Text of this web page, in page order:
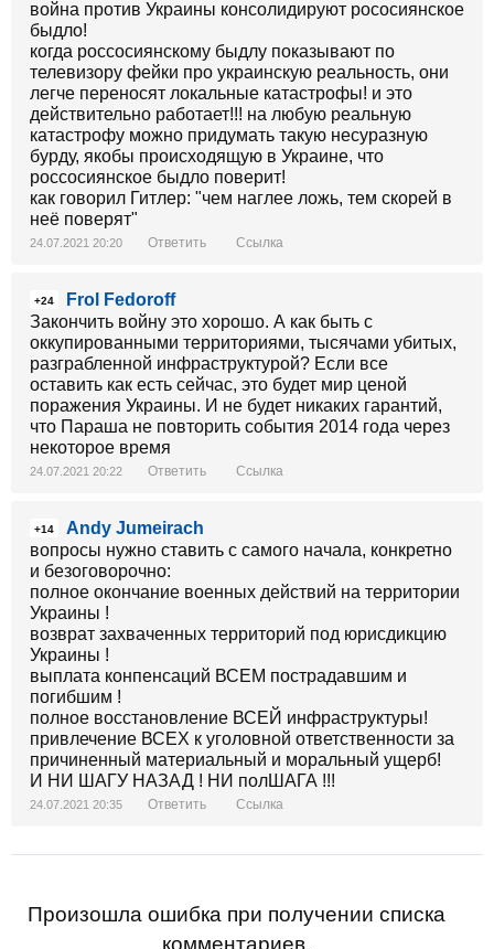
война против Украины консолидируют рососиянское
быдло!
когда россосиянскому быдлу показывают по
телевизору фейки про украинскую реальность, они
легче переносят локальные катастрофы! и это
действительно работает!!! на любую реальную
катастрофу можно придумать такую несуразную
бурду, якобы происходящую в Украине, что
россосиянское быдло поверит!
как говорил Гитлер: "чем наглее ложь, тем скорей в
неё поверят"
24.07.2021 20:20 Ответить Ссылка
+24
Frol Fedoroff
Закончить войну это хорошо. А как быть с
оккупированными территориями, тысячами убитых,
разграбленной инфраструктурой? Если все
оставить как есть сейчас, это будет мир ценой
поражения Украины. И не будет никаких гарантий,
что Параша не повторить события 2014 года через
некоторое время
24.07.2021 20:22 Ответить Ссылка
+14
Andy Jumeirach
вопросы нужно ставить с самого начала, конкретно
и безоговорочно:
полное окончание военных действий на территории
Украины !
возврат захваченных территорий под юрисдикцию
Украины !
выплата конпенсаций ВСЕМ пострадавшим и
погибшим !
полное восстановление ВСЕЙ инфраструктуры!
привлечение ВСЕХ к уголовной ответственности за
причиненный материальный и моральный ущерб!
И НИ ШАГУ НАЗАД ! НИ полШАГА !!!
24.07.2021 20:35 Ответить Ссылка
Произошла ошибка при получении списка
комментариев.